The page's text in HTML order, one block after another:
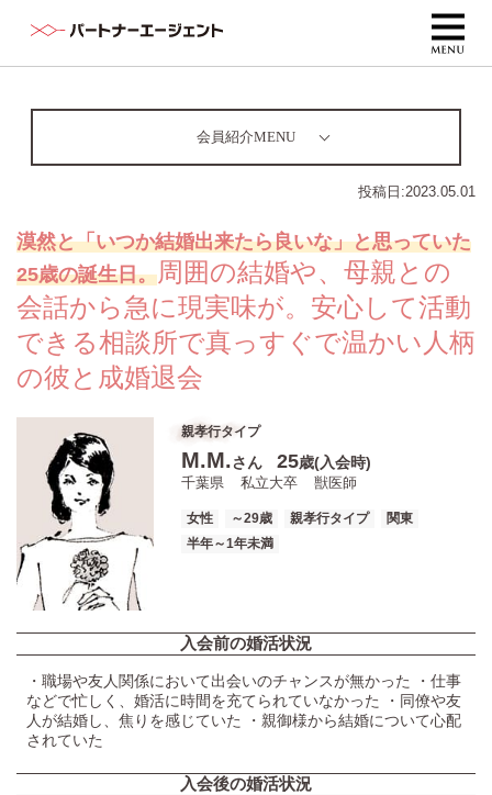
会員紹介MENU
投稿日:2023.05.01
漠然と「いつか結婚出来たら良いな」と思っていた
25歳の誕生日。周囲の結婚や、母親との
会話から急に現実味が。安心して活動
できる相談所で真っすぐで温かい人柄
の彼と成婚退会
親孝行タイプ
M.M.さん 25歳(入会時)
千葉県 私立大卒 獣医師
女性 ～29歳 親孝行タイプ
関東
半年～1年未満
入会前の婚活状況
・職場や友人関係において出会いのチャンスが無かった ・仕事
などで忙しく、婚活に時間を充てられていなかった ・同僚や友
人が結婚し、焦りを感じていた ・親御様から結婚について心配
されていた
入会後の婚活状況